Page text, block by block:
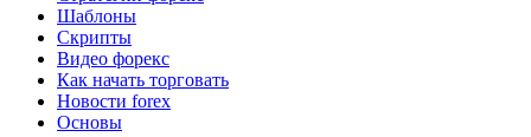
Шаблоны
Скрипты
Видео форекс
Как начать торговать
Новости forex
Основы